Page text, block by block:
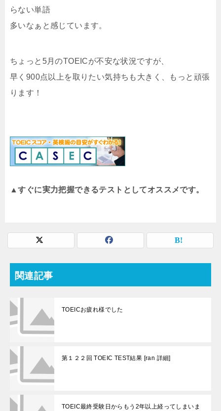
らない単語
多いなぁと感じています。
ちょっと5月のTOEICが不安な状況ですが、
早く900点以上を取りたい気持ちも大きく、もっと頑張
ります！
▲すぐに実力把握できるテストとしてオススメです。
関連記事
TOEICお疲れ様でした
第１２２回 TOEIC TEST結果 [ran 詳細]
TOEIC最終受験日からもう2年以上経ってしまいま